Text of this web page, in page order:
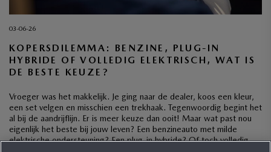
03-06-26
KOPERSDILEMMA: BENZINE, PLUG-IN
HYBRIDE OF VOLLEDIG ELEKTRISCH, WAT IS
DE BESTE KEUZE?
Vroeger was het makkelijk. Je ging naar de dealer, koos een kleur,
een set velgen en misschien een trekhaak. Tegenwoordig begint het
al bij de aandrijflijn. Er is meer keuze dan ooit! Maar wat past nou
eigenlijk het beste bij jouw leven? Een benzineauto met milde
elektrische ondersteuning? Een plug-in hybride? Of toch volledig